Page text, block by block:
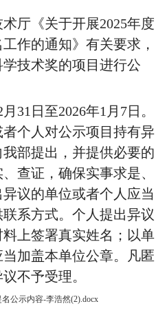
厅《关于开展2025年度
作的通知》有关要求，
技术奖的项目进行公
月 31 日至2026年1 月7日 。
个人对公示项目持有异
部提出，并提供必要的
查证，确保实事求是、
议的单位或者个人应当
系方式。个人提出异议
上签署真实姓名；以单
加盖本单位公章。凡匿
不予受理。
公示内容-李浩然(2).docx